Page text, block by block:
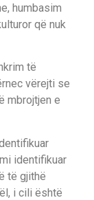
humbasim
që nuk
të
vërejti se
mbrojtjen e
identifikuar
të gjithë
i cili është